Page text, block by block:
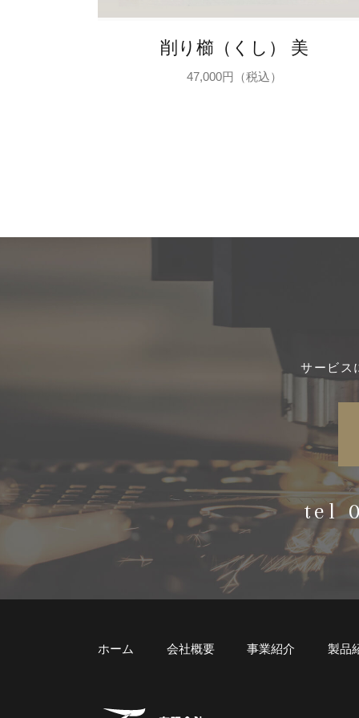
削り櫛（くし） 美
47,000円（税込）
サービス
tel
ホーム 会社概要 事業紹介 製品